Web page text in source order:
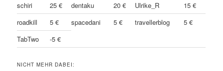
schiri 25 € dentaku 20 € Ulrike_R
15 €
roadkill
5 € spacedani 5 € travellerblog
5 €
TabTwo
-5 €
NICHT MEHR DABEI: